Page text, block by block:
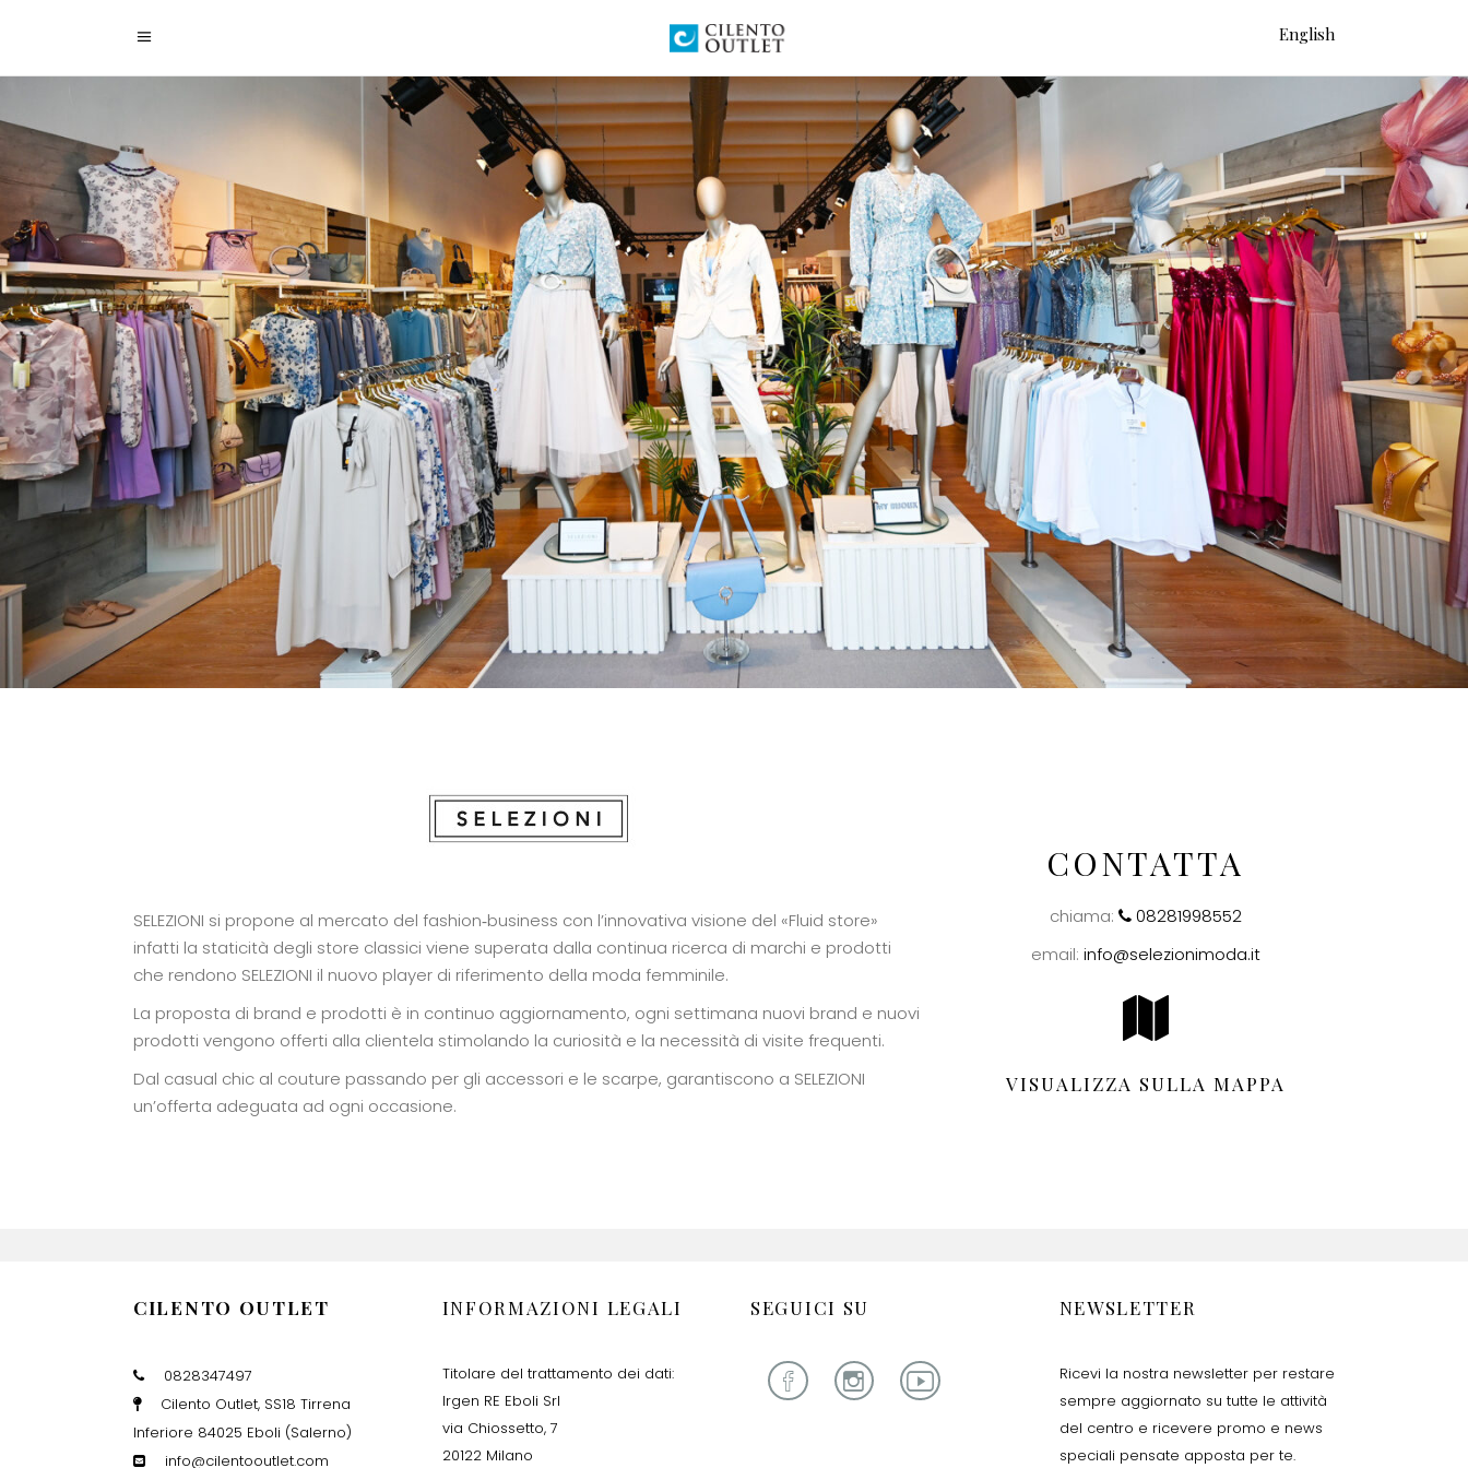
English
SELEZIONI si propone al mercato del fashion‑business con l’innovativa visione del «Fluid store»
infatti la staticità degli store classici viene superata dalla continua ricerca di marchi e prodotti
che rendono SELEZIONI il nuovo player di riferimento della moda femminile.
La proposta di brand e prodotti è in continuo aggiornamento, ogni settimana nuovi brand e nuovi
prodotti vengono offerti alla clientela stimolando la curiosità e la necessità di visite frequenti.
Dal casual chic al couture passando per gli accessori e le scarpe, garantiscono a SELEZIONI
un’offerta adeguata ad ogni occasione.
CONTATTA
chiama:
08281998552
email: info@selezionimoda.it
VISUALIZZA SULLA MAPPA
CILENTO OUTLET
0828347497
Cilento Outlet, SS18 Tirrena
Inferiore 84025 Eboli (Salerno)
info@cilentooutlet.com
INFORMAZIONI LEGALI
Titolare del trattamento dei dati:
Irgen RE Eboli Srl
via Chiossetto, 7
20122 Milano
SEGUICI SU NEWSLETTER
Ricevi la nostra newsletter per restare
sempre aggiornato su tutte le attività
del centro e ricevere promo e news
speciali pensate apposta per te.